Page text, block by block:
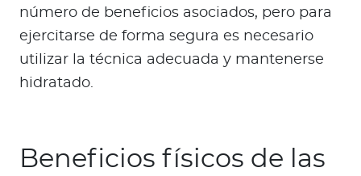
número de beneficios asociados, pero para
ejercitarse de forma segura es necesario
utilizar la técnica adecuada y mantenerse
hidratado.
Beneficios físicos de las